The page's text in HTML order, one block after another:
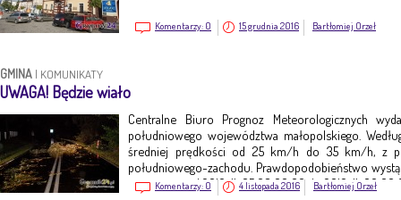
Komentarzy: 0 15 grudnia 2016 Bartłomiej Orzeł
GMINA | KOMUNIKATY
UWAGA! Będzie wiało
Centralne Biuro Prognoz Meteorologicznych
południowego województwa małopolskiego.
średniej prędkości od 25 km/h do 35 km/h, z
południowego-zachodu. Prawdopodobieństwo
jest ważne o d 2016-11-05 08:00:00 do 2016-11-06
Komentarzy: 0 4 listopada 2016 Bartłomiej Orzeł